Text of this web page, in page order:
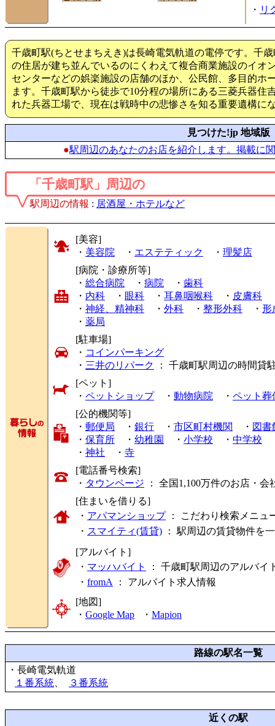
・ リ
千歳町駅(ちとせまちえき)は長崎電気軌道の電停です。千
の住居が建ち並んでいるのにくわえて複合商業施設のイオ
センターなどの娯楽施設の店舗のほか、公民館、多目的ホ
ます。千歳町駅から徒歩で10分程の場所にある三菱兵器住
れた兵器工場で、現在は戦時中の悲惨さを知る重要遺構に
見つけた!jp 地域版
●駅周辺のあなたのお店を紹介します。掲載に
「千歳町駅」周辺の
駅周辺の情報 : 居酒屋・ホテルなど
[美容]
・ 美容院 ・ エステティック ・ 理髪店
[病院・診療所等]
・ 総合病院 ・ 病院 ・ 歯科
・ 内科 ・ 眼科 ・ 耳鼻咽喉科 ・ 皮膚科
・ 神経、精神科 ・ 外科 ・ 整形外科 ・ 形
・ 薬局
[駐車場]
・ コインパーキング
・ 三井のリパーク
： 千歳町駅周辺の時間貸
[ペット]
・ ペットショップ・ 動物病院 ・ ペット葬
[公的機関等]
・ 郵便局 ・ 銀行 ・ 市区町村機関 ・ 図書
・ 保育所 ・ 幼稚園 ・ 小学校 ・ 中学校
・ 神社 ・ 寺
[電話番号検索]
・ タウンページ ： 全国1,100万件のお店・
[住まいを借りる]
・ アパマンショップ： こだわり検索メニュ
・ スマイティ(賃貸) ： 駅周辺の賃貸物件を
[アルバイト]
・ マッハバイト
： 千歳町駅周辺のアルバイ
・ fromA ： アルバイト求人情報
[地図]
・ Google Map ・ Mapion
路線の駅名一覧
・長崎電気軌道
１番系統
３番系統
近くの駅